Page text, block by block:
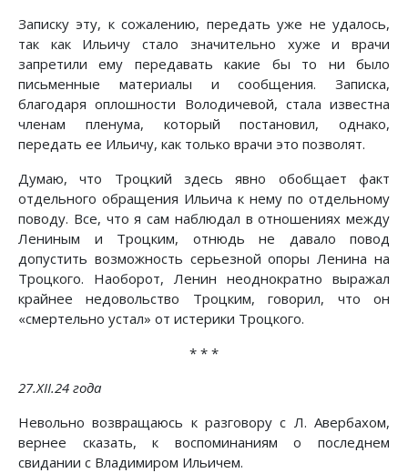
Записку эту, к сожалению, передать уже не удалось,
так как Ильичу стало значительно хуже и врачи
запретили ему передавать какие бы то ни было
письменные материалы и сообщения. Записка,
благодаря оплошности Володичевой, стала известна
членам пленума, который постановил, однако,
передать ее Ильичу, как только врачи это позволят.
Думаю, что Троцкий здесь явно обобщает факт
отдельного обращения Ильича к нему по отдельному
поводу. Все, что я сам наблюдал в отношениях между
Лениным и Троцким, отнюдь не давало повод
допустить возможность серьезной опоры Ленина на
Троцкого. Наоборот, Ленин неоднократно выражал
крайнее недовольство Троцким, говорил, что он
«смертельно устал» от истерики Троцкого.
* * *
27.XII.24 года
Невольно возвращаюсь к разговору с Л. Авербахом,
вернее сказать, к воспоминаниям о последнем
свидании с Владимиром Ильичем.